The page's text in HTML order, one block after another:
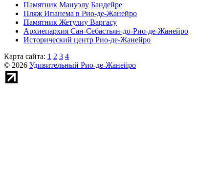
Памятник Мануэлу Бандейре
Пляж Ипанема в Рио-де-Жанейро
Памятник Жетулиу Варгасу
Архиепархия Сан-Себастьян-до-Рио-де-Жанейро
Исторический центр Рио-де-Жанейро
Карта сайта: 1 2 3 4
© 2026 Удивительный Рио-де-Жанейро